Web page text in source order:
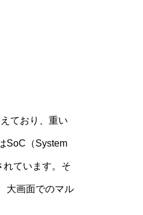
ており、重い
SoC（System
ています。そ
大画面でのマル